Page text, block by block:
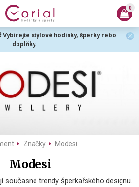
Vybírejte stylové hodinky, šperky nebo
doplňky.
0
Značky Modesi
Modesi
současné trendy šperkařského designu.